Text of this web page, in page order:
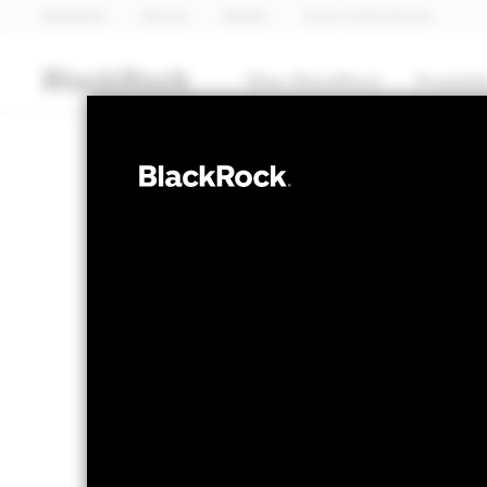
OBLIGATIONEN
BlackRock